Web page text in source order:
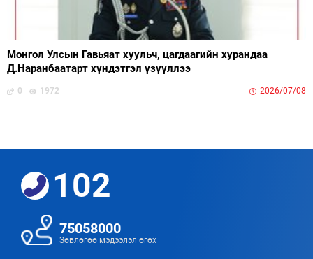
Монгол Улсын Гавьяат хуульч, цагдаагийн хурандаа
Д.Наранбаатарт хүндэтгэл үзүүллээ
0 1972 2026/07/08
102
75058000
Зөвлөгөө мэдээлэл өгөх